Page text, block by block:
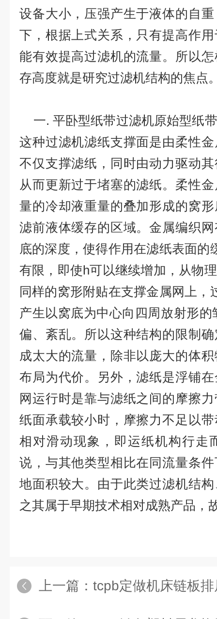
设备大小，压强产生于液体的自
下，根据上式关系，只有提高作
能有效提高过滤机的流量。所以
存高度就是研究过滤机结构的焦点
一. 平卧型纸带过滤机原始型纸
这种过滤机滤纸支撑面是由柔性
不仅支撑滤纸，同时由动力驱动
从而更新过于堵塞的滤纸。柔性
量的冷却液重量的叠加形成的窝
滤前液体缓存的区域。金属编织
底的深度，使得作用在滤纸表面的
有限，即使h可以继续增加，从物
同样的窝形附贴在支撑金属网上，
产生以窝底为中心向四周放射形
偏、紊乱。所以这种结构的限制
成太大的流量，除非以庞大的体
布局为代价。另外，滤纸是浮铺
网运行时是靠与滤纸之间的摩擦
纸面承载较小时，摩擦力不足以
相对滑动现象，即运纸机构行走
说，与其他类型相比在同流量条
地面积较大。由于此类过滤机结
之其属于早期技术相对成熟产品，
上一篇： tcpb定做机床链板